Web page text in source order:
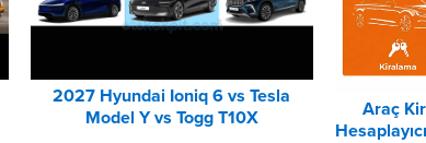
2027 Hyundai Ioniq 6 vs Tesla
Model Y vs Togg T10X
Araç